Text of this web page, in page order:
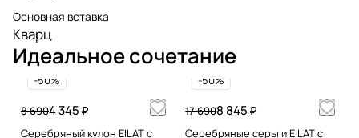
Основная вставка
Кварц
Идеальное сочетание
-50%
4 345 ₽
8 690
Серебряный кулон EILAT с
-50%
8 845 ₽
17 690
Серебряные серьги EILAT с